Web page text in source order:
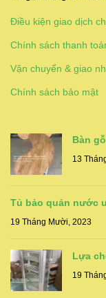
Điều kiện giao dịch
Chính sách thanh
Vận chuyển & giao
Chính sách bảo mật
Bàn
13
Tủ bảo quản nước
19 Tháng Mười, 2023
Lựa
19